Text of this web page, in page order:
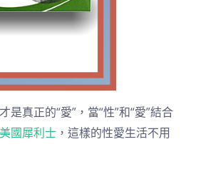
真正的“愛”，當“性”和“愛”結合
美國犀利士，這樣的性愛生活不用